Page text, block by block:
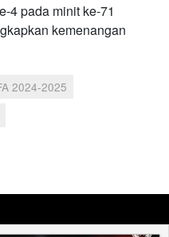
4 pada minit ke-71
kemenangan
2024-2025